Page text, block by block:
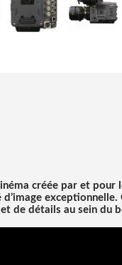
créée par et
de détails au sein du